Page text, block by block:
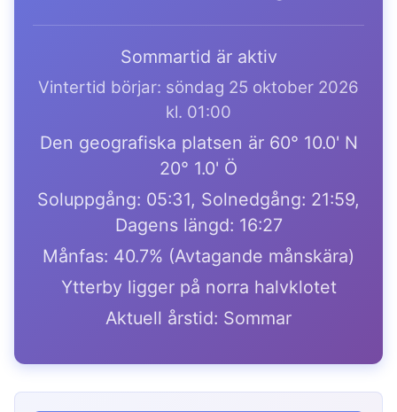
Sommartid är aktiv
Vintertid börjar: söndag 25 oktober 2026
kl. 01:00
Den geografiska platsen är 60° 10.0' N
20° 1.0' Ö
Soluppgång: 05:31, Solnedgång: 21:59,
Dagens längd: 16:27
Månfas: 40.7% (Avtagande månskära)
Ytterby ligger på norra halvklotet
Aktuell årstid: Sommar